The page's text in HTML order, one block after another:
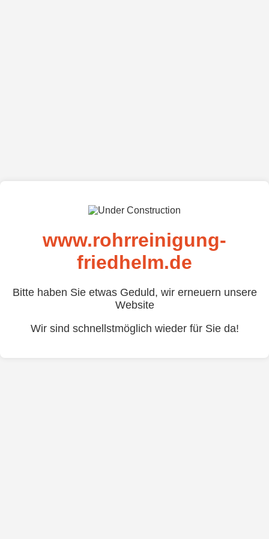
www.rohrreinigung-
friedhelm.de
Bitte haben Sie etwas Geduld, wir erneuern unsere
Website
Wir sind schnellstmöglich wieder für Sie da!